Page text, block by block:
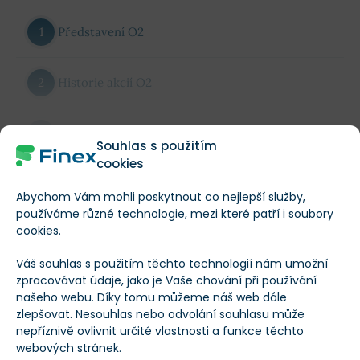
Souhlas s použitím
cookies
Abychom Vám mohli poskytnout co nejlepší služby,
používáme různé technologie, mezi které patří i soubory
cookies.
Váš souhlas s použitím těchto technologií nám umožní
zpracovávat údaje, jako je Vaše chování při používání
našeho webu. Díky tomu můžeme náš web dále
zlepšovat. Nesouhlas nebo odvolání souhlasu může
nepříznivě ovlivnit určité vlastnosti a funkce těchto
webových stránek.
Představení O2
Historie akcií O2
Co rozhoduje o ceně akcie?
Příklad CFD obchodu s O2 akciemi
Začněte obchodovat akcie O2 TIP!
Zobrazit celý obsah
Zobrazit celý text
Více informací o akciích O2 (TELEC)
Základní informace
Název společnosti O2
Ticker TELEC
Základní informace o společnosti